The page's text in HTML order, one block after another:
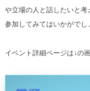
や立場の人と話したいと
参加してみてはいかがでし
イベント詳細ページは↓の